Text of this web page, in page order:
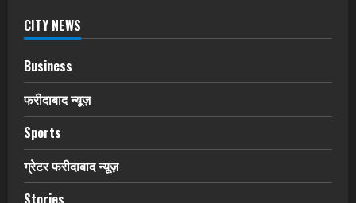
CITY NEWS
Business
फरीदाबाद न्यूज़
Sports
ग्रेटर फरीदाबाद न्यूज़
Stories